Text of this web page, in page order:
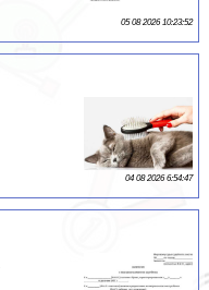
05 08 2026 10:23:52
04 08 2026 6:54:47